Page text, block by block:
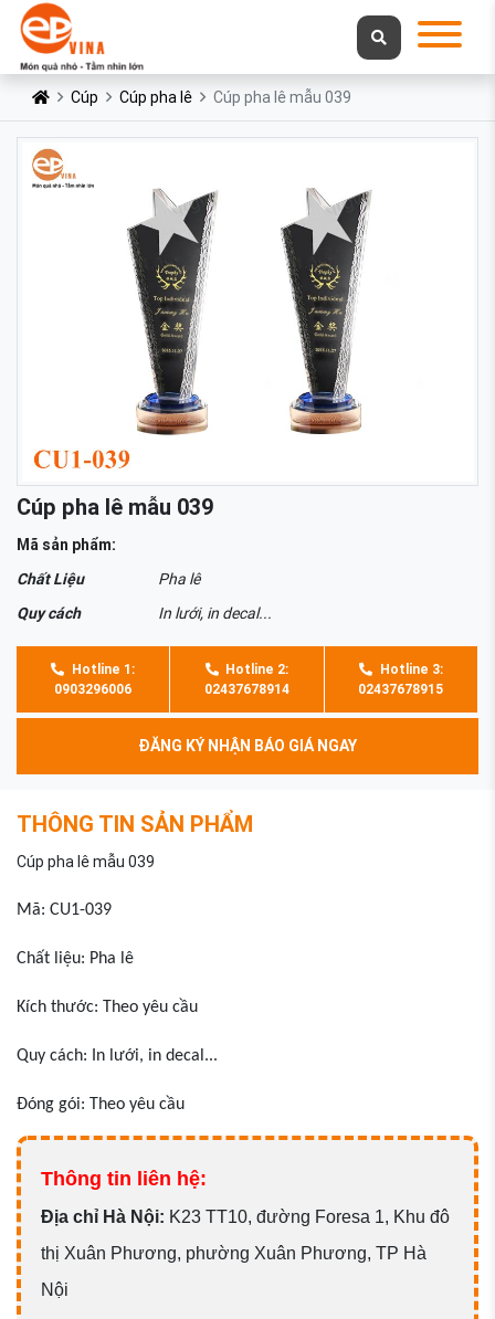
Cúp Cúp pha lê Cúp pha lê mẫu 039
Cúp pha lê mẫu 039
Mã sản phẩm:
Chất Liệu
Pha lê
Quy cách
In lưới, in decal...
Hotline 1:
0903296006
Hotline 2:
02437678914
Hotline 3:
02437678915
ĐĂNG KÝ NHẬN BÁO GIÁ NGAY
THÔNG TIN SẢN PHẨM
Cúp pha lê mẫu 039
Mã: CU1-039
Chất liệu: Pha lê
Kích thước: Theo yêu cầu
Quy cách: In lưới, in decal...
Đóng gói: Theo yêu cầu
Thông tin liên hệ:
Địa chỉ Hà Nội: K23 TT10, đường Foresa 1, Khu đô
thị Xuân Phương, phường Xuân Phương, TP Hà
Nội